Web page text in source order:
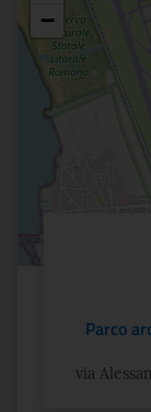
−
Parco
via